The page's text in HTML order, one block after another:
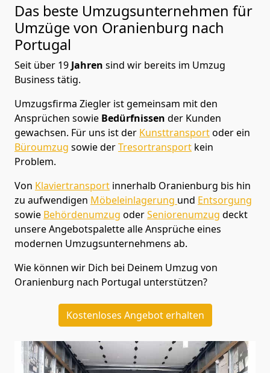
Das beste Umzugsunternehmen für
Umzüge von Oranienburg nach
Portugal
Seit über 19 Jahren sind wir bereits im Umzug
Business tätig.
Umzugsfirma Ziegler ist gemeinsam mit den
Ansprüchen sowie Bedürfnissen der Kunden
gewachsen. Für uns ist der Kunsttransportoder ein
Büroumzug sowie derTresortransport kein
Problem.
Von Klaviertransport innerhalb Oranienburg bis hin
zu aufwendigen Möbeleinlagerung und Entsorgung
sowie Behördenumzug oderSeniorenumzug deckt
unsere Angebotspalette alle Ansprüche eines
modernen Umzugsunternehmens ab.
Wie können wir Dich bei Deinem Umzug von
Oranienburg nach Portugal unterstützen?
Kostenloses Angebot erhalten